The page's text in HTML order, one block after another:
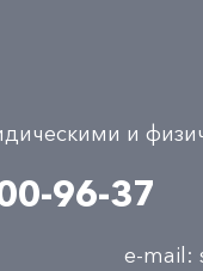
и
96-37
e-mail: